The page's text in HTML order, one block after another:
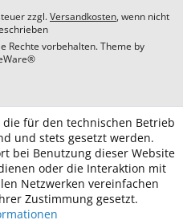
zzgl.Versandkosten, wenn nicht
Rechte vorbehalten. Theme by
die für den technischen Betrieb
und stets gesetzt werden.
bei Benutzung dieser Website
oder die Interaktion mit
Netzwerken vereinfachen
Zustimmung gesetzt.